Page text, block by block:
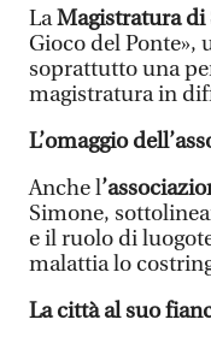
LaMagistratura di
Gioco del Ponte»,
soprattutto una
magistratura in
L’omaggio
Anche l
Simone,
e il ruolo di
malattia lo
La città al suo